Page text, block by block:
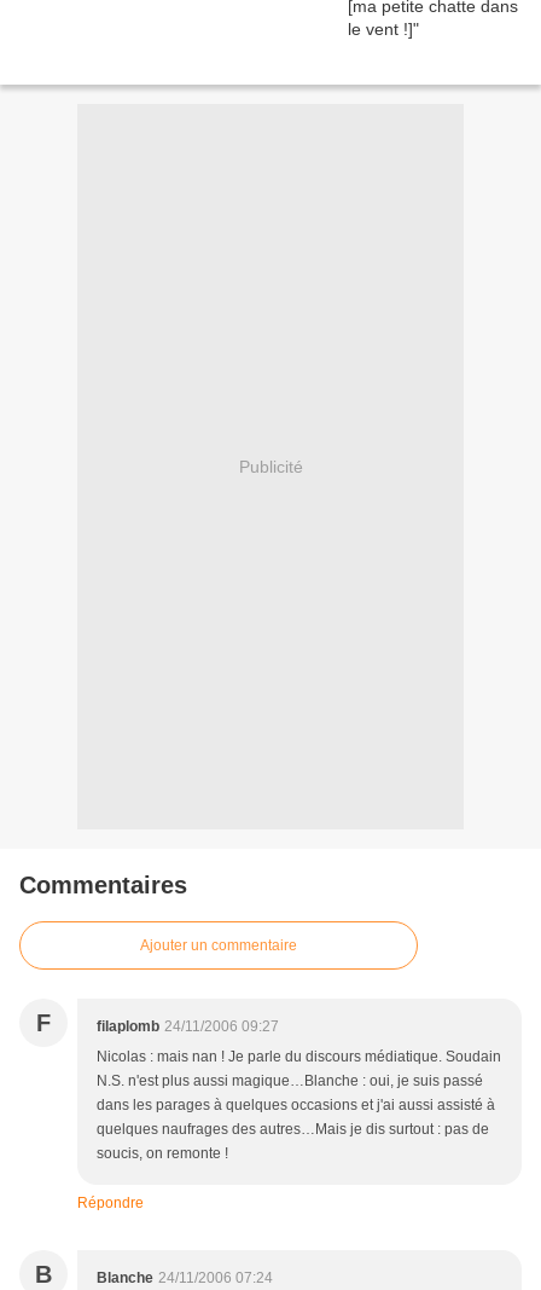
Publicité
Commentaires
Ajouter un commentaire
F filaplomb 24/11/2006 09:27
Nicolas : mais nan ! Je parle du discours médiatique. Soudain
N.S. n'est plus aussi magique…Blanche : oui, je suis passé
dans les parages à quelques occasions et j'ai aussi assisté à
quelques naufrages des autres…Mais je dis surtout : pas de
soucis, on remonte !
Répondre
B Blanche 24/11/2006 07:24